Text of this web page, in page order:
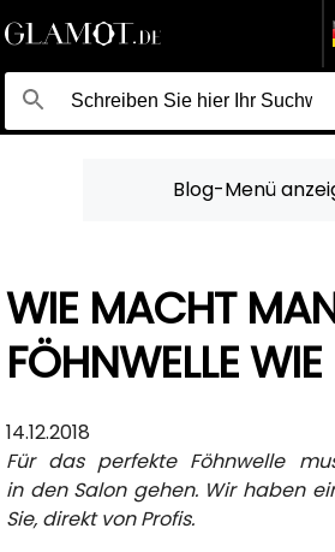
Blog-Menü
WIE MACHT
FÖHNWELLE
14.12.2018
Für das perfekte Föhnwelle
in den Salon gehen. Wir haben
Sie, direkt von Profis.